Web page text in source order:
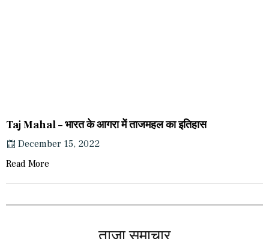
Taj Mahal – भारत के आगरा में ताजमहल का इतिहास
December 15, 2022
Read More